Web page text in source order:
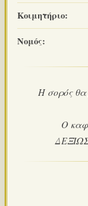
Κοιμητήριο:
Νομός:
Η σορός θα
Ο